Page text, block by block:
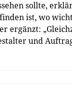
sollte,
ist, wo
ergänzt:
und